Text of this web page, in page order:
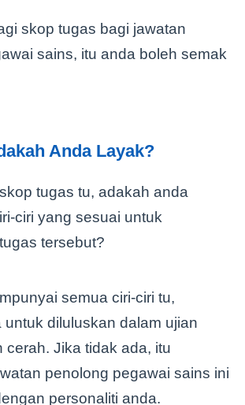
skop tugas bagi jawatan
sains, itu anda boleh semak
Anda Layak?
tugas tu, adakah anda
ciri yang sesuai untuk
tersebut?
semua ciri-ciri tu,
untuk diluluskan dalam ujian
cerah. Jika tidak ada, itu
penolong pegawai sains ini
personaliti anda.